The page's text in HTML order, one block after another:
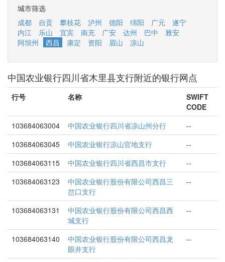
城市筛选
成都
自贡 攀枝花 泸州 德阳 绵阳 广元
遂宁
内江
乐山 宜宾 南充 广安 达州 巴中
雅安
阿坝州
西昌 康定 资阳 眉山 凉山
中国农业银行四川省木里县支行附近的银行网点
行号 名称
SWIFT
CODE
103684063004
中国农业银行四川省凉山州分行
--
103684063045
中国农业银行凉山官地支行
--
103684063115
中国农业银行四川省西昌市支行
--
103684063123
中国农业银行股份有限公司西昌三
岔口支行
--
103684063131
中国农业银行股份有限公司西昌西
城支行
--
103684063140
中国农业银行股份有限公司西昌龙
眼井支行
--